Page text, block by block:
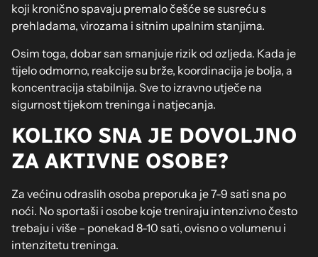
koji kronično spavaju premalo češće se susreću s
prehladama, virozama i sitnim upalnim stanjima.
Osim toga, dobar san smanjuje rizik od ozljeda. Kada je
tijelo odmorno, reakcije su brže, koordinacija je bolja, a
koncentracija stabilnija. Sve to izravno utječe na
sigurnost tijekom treninga i natjecanja.
KOLIKO SNA JE DOVOLJNO
ZA AKTIVNE OSOBE?
Za većinu odraslih osoba preporuka je 7-9 sati sna po
noći. No sportaši i osobe koje treniraju intenzivno često
trebaju i više – ponekad 8-10 sati, ovisno o volumenu i
intenzitetu treninga.